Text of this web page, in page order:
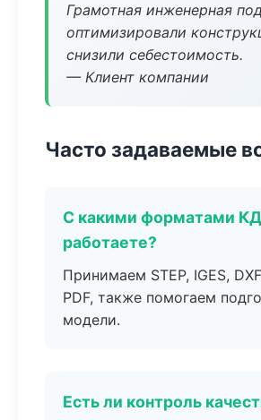
Грамотная инженерная
оптимизировали
снизили себестоимость.
— Клиент компании
Часто задаваемые
С какими форматами КД
работаете?
Принимаем STEP, IGES,
PDF, также помогаем
модели.
Есть ли контроль